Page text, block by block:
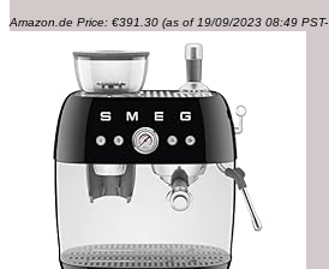
Amazon.de Price: €391.30 (as of 19/09/2023 08:49 PST-